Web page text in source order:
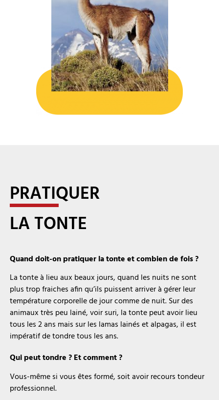
PRATIQUER
LA TONTE
Quand doit-on pratiquer la tonte et combien de fois ?
La tonte à lieu aux beaux jours, quand les nuits ne sont
plus trop fraiches afin qu’ils puissent arriver à gérer leur
température corporelle de jour comme de nuit. Sur des
animaux très peu lainé, voir suri, la tonte peut avoir lieu
tous les 2 ans mais sur les lamas lainés et alpagas, il est
impératif de tondre tous les ans.
Qui peut tondre ? Et comment ?
Vous-même si vous êtes formé, soit avoir recours tondeur
professionnel.